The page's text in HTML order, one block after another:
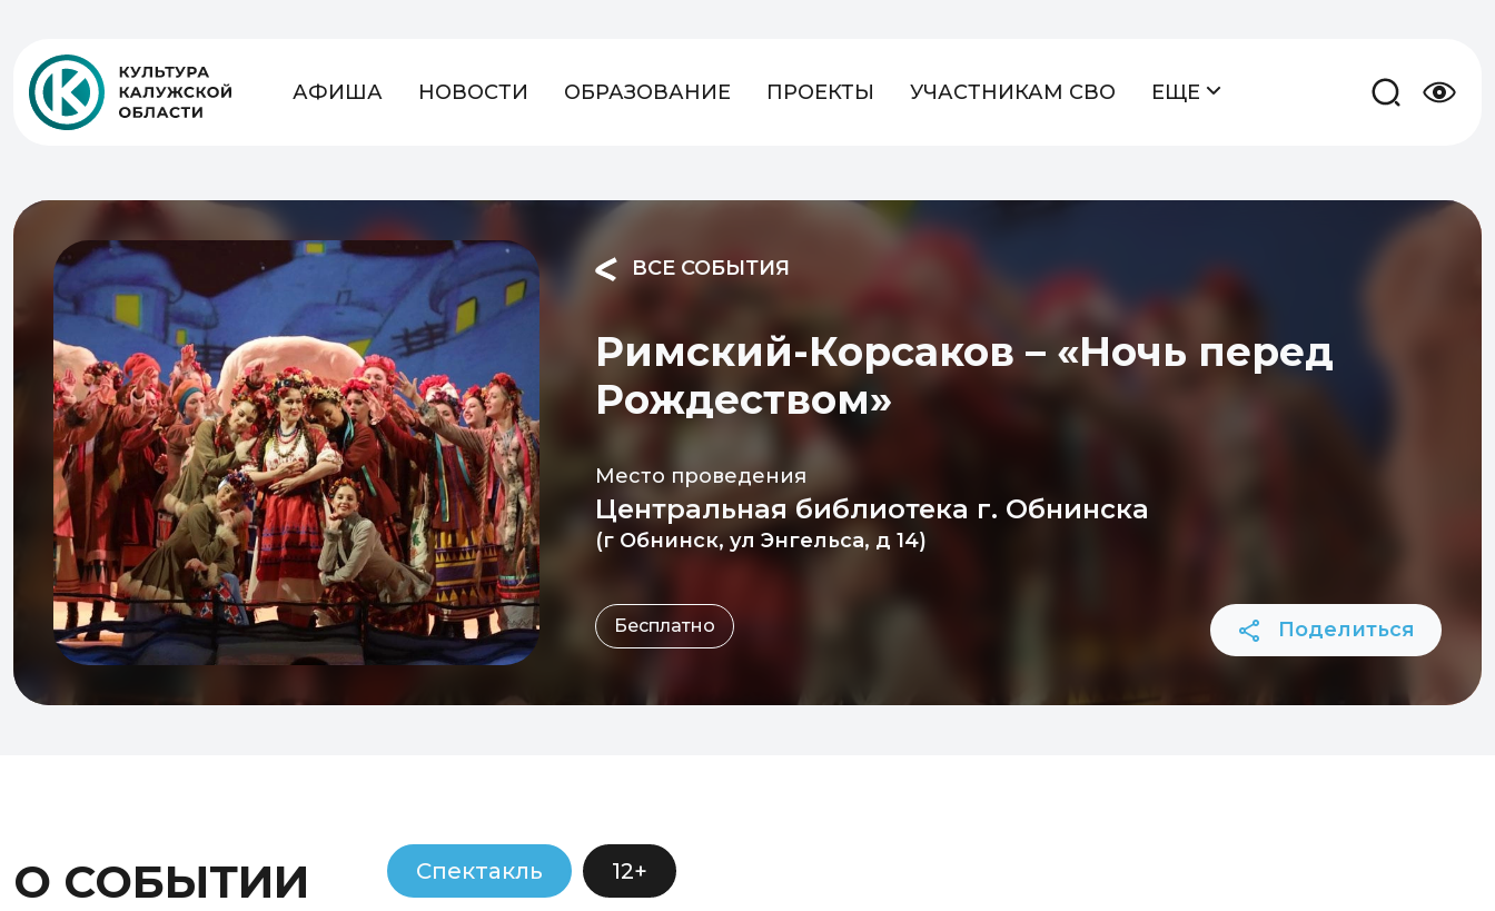
АФИША НОВОСТИ ОБРАЗОВАНИЕ ПРОЕКТЫ УЧАСТНИКАМ СВО ЕЩЕ
ВСЕ СОБЫТИЯ
Римский-Корсаков – «Ночь перед
Рождеством»
Место проведения
Центральная библиотека г. Обнинска
(г Обнинск, ул Энгельса, д 14)
Бесплатно Поделиться
О СОБЫТИИ Спектакль 12+